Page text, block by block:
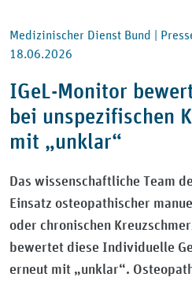
Medizinischer Dienst Bund |
18.06.2026
IGeL-Monitor
bei unspezifischen
mit „unklar“
Das wissenschaftliche Team
Einsatz osteopathischer
oder chronischen
bewertet diese Individuelle
erneut mit „unklar“.